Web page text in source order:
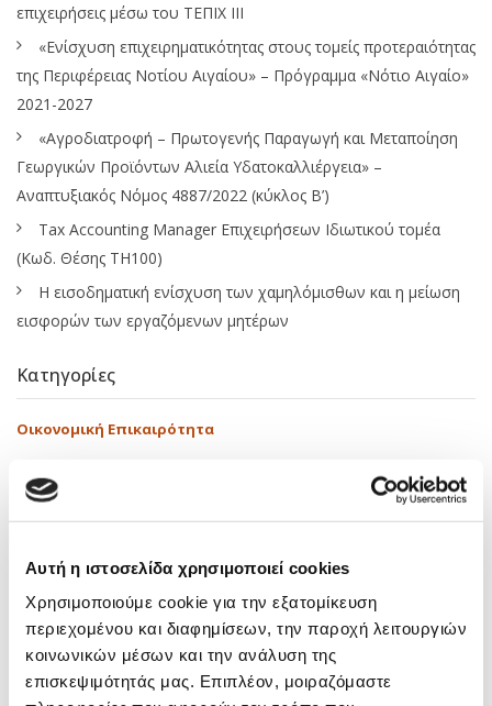
Αυτή η ιστοσελίδα χρησιμοποιεί cookies
Χρησιμοποιούμε cookie για την εξατομίκευση
περιεχομένου και διαφημίσεων, την παροχή λειτουργιών
κοινωνικών μέσων και την ανάλυση της
επισκεψιμότητάς μας. Επιπλέον, μοιραζόμαστε
επιχειρήσεις μέσω του ΤΕΠΙΧ ΙΙΙ
«Ενίσχυση επιχειρηματικότητας στους τομείς προτεραιότητας
της Περιφέρειας Νοτίου Αιγαίου» – Πρόγραμμα «Νότιο Αιγαίο»
2021-2027
«Αγροδιατροφή – Πρωτογενής Παραγωγή και Μεταποίηση
Γεωργικών Προϊόντων Αλιεία Υδατοκαλλιέργεια» –
Αναπτυξιακός Νόμος 4887/2022 (κύκλος Β’)
Tax Accounting Manager Επιχειρήσεων Ιδιωτικού τομέα
(Κωδ. Θέσης ΤΗ100)
Η εισοδηματική ενίσχυση των χαμηλόμισθων και η μείωση
εισφορών των εργαζόμενων μητέρων
Κατηγορίες
Οικονομική Επικαιρότητα
Εκπαιδευτικά
Νόμοι – Εγκύκλιοι
Tags